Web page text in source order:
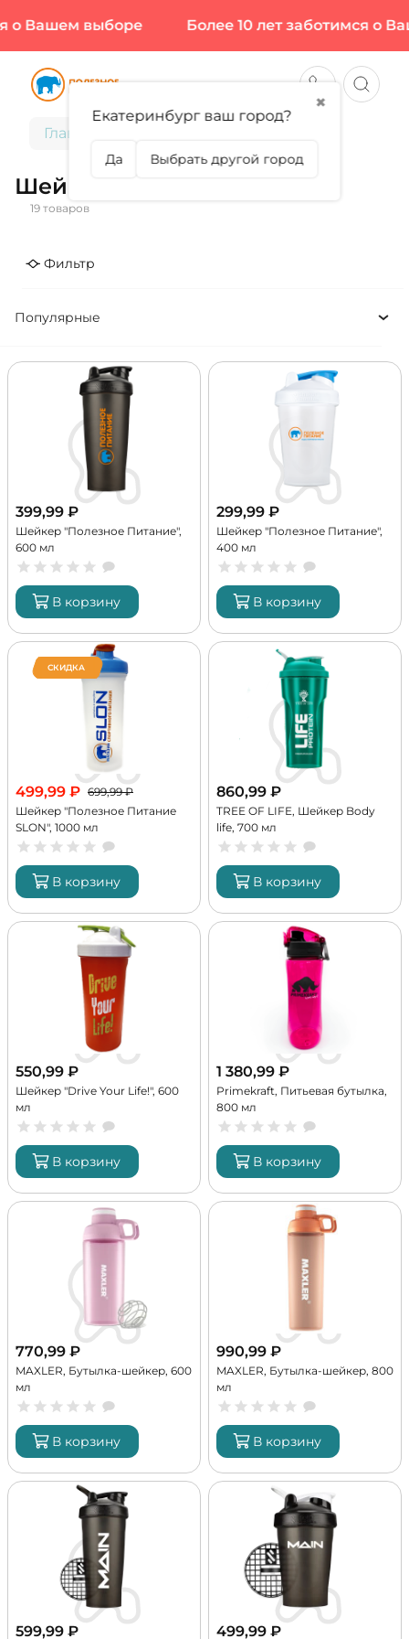
Вашем выборе Более 10 лет заботимся о
Главная
Шейкеры
19 товаров
Фильтр
Популярные
399,99 ₽
Шейкер "Полезное Питание",
600 мл
В корзину
299,99 ₽
Шейкер "Полезное Питание",
400 мл
В корзину
СКИДКА
499,99 ₽ 699,99₽
Шейкер "Полезное Питание
SLON", 1000 мл
В корзину
860,99 ₽
TREE OF LIFE, Шейкер Body
life, 700 мл
В корзину
550,99 ₽
Шейкер "Drive Your Life!", 600
мл
В корзину
1 380,99 ₽
Primekraft, Питьевая бутылка,
800 мл
В корзину
770,99 ₽
MAXLER, Бутылка-шейкер, 600
мл
В корзину
990,99 ₽
MAXLER, Бутылка-шейкер, 800
мл
В корзину
599,99 ₽ 499,99 ₽
✖
Екатеринбург ваш город?
Да Выбрать другой город